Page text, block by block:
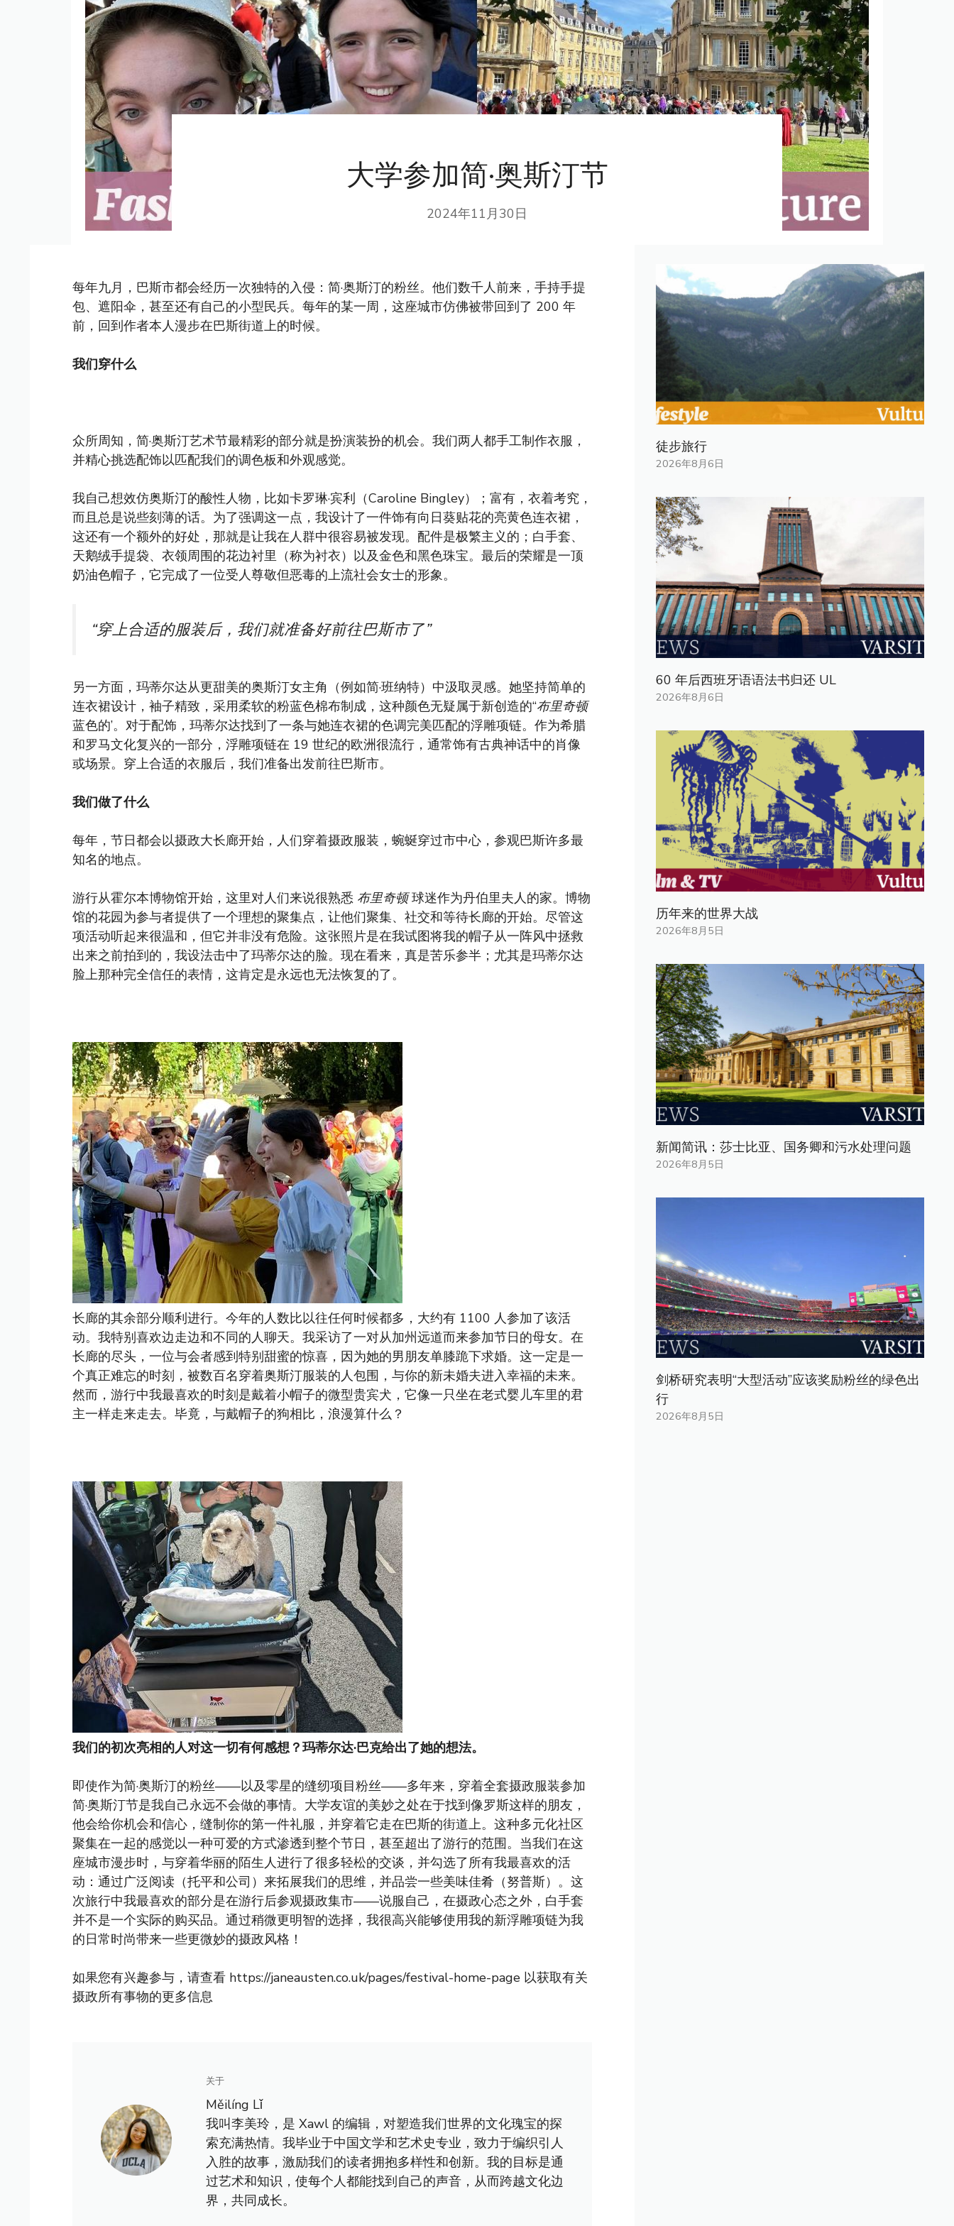
大学参加简·奥斯汀节
2024年11月30日
每年九月，巴斯市都会经历一次独特的入侵：简·奥斯汀的粉丝。他们数千人前来，手持手提
包、遮阳伞，甚至还有自己的小型民兵。每年的某一周，这座城市仿佛被带回到了 200 年
前，回到作者本人漫步在巴斯街道上的时候。
我们穿什么
众所周知，简·奥斯汀艺术节最精彩的部分就是扮演装扮的机会。我们两人都手工制作衣服，
并精心挑选配饰以匹配我们的调色板和外观感觉。
我自己想效仿奥斯汀的酸性人物，比如卡罗琳·宾利（Caroline Bingley）；富有，衣着考究，
而且总是说些刻薄的话。为了强调这一点，我设计了一件饰有向日葵贴花的亮黄色连衣裙，
这还有一个额外的好处，那就是让我在人群中很容易被发现。配件是极繁主义的；白手套、
天鹅绒手提袋、衣领周围的花边衬里（称为衬衣）以及金色和黑色珠宝。最后的荣耀是一顶
奶油色帽子，它完成了一位受人尊敬但恶毒的上流社会女士的形象。
“穿上合适的服装后，我们就准备好前往巴斯市了”
另一方面，玛蒂尔达从更甜美的奥斯汀女主角（例如简·班纳特）中汲取灵感。她坚持简单的
连衣裙设计，袖子精致，采用柔软的粉蓝色棉布制成，这种颜色无疑属于新创造的“布里奇顿
蓝色的’。对于配饰，玛蒂尔达找到了一条与她连衣裙的色调完美匹配的浮雕项链。作为希腊
和罗马文化复兴的一部分，浮雕项链在 19 世纪的欧洲很流行，通常饰有古典神话中的肖像
或场景。穿上合适的衣服后，我们准备出发前往巴斯市。
我们做了什么
每年，节日都会以摄政大长廊开始，人们穿着摄政服装，蜿蜒穿过市中心，参​​观巴斯许多最
知名的地点。
游行从霍尔本博物馆开始，这里对人们来说很熟悉 布里奇顿球迷作为丹伯里夫人的家。博物
馆的花园为参与者提供了一个理想的聚集点，让他们聚集、社交和等待长廊的开始。尽管这
项活动听起来很温和，但它并非没有危险。这张照片是在我试图将我的帽子从一阵风中拯救
出来之前拍到的，我设法击中了玛蒂尔达的脸。现在看来，真是苦乐参半；尤其是玛蒂尔达
脸上那种完全信任的表情，这肯定是永远也无法恢复的了。
长廊的其余部分顺利进行。今年的人数比以往任何时候都多，大约有 1100 人参加了该活
动。我特别喜欢边走边和不同的人聊天。我采访了一对从加州远道而来参加节日的母女。在
长廊的尽头，一位与会者感到特别甜蜜的惊喜，因为她的男朋友单膝跪下求婚。这一定是一
个真正难忘的时刻，被数百名穿着奥斯汀服装的人包围，与你的新未婚夫进入幸福的未来。
然而，游行中我最喜欢的时刻是戴着小帽子的微型贵宾犬，它像一只坐在老式婴儿车里的君
主一样走来走去。毕竟，与戴帽子的狗相比，浪漫算什么？
我们的初次亮相的人对这一切有何感想？玛蒂尔达·巴克给出了她的想法。
即使作为简·奥斯汀的粉丝——以及零星的缝纫项目粉丝——多年来，穿着全套摄政服装参加
简·奥斯汀节是我自己永远不会做的事情。大学友谊的美妙之处在于找到像罗斯这样的朋友，
他会给你机会和信心，缝制你的第一件礼服，并穿着它走在巴斯的街道上。这种多元化社区
聚集在一起的感觉以一种可爱的方式渗透到整个节日，甚至超出了游行的范围。当我们在这
座城市漫步时，与穿着华丽的陌生人进行了很多轻松的交谈，并勾选了所有我最喜欢的活
动：通过广泛阅读（托平和公司）来拓展我们的思维，并品尝一些美味佳肴（努普斯）。这
次旅行中我最喜欢的部分是在游行后参观摄政集市——说服自己，在摄政心态之外，白手套
并不是一个实际的购买品。通过稍微更明智的选择，我很高兴能够使用我的新浮雕项链为我
的日常时尚带来一些更微妙的摄政风格！
如果您有兴趣参与，请查看 https://janeausten.co.uk/pages/festival-home-page 以获取有关
摄政所有事物的更多信息
关于
Měilíng Lǐ
我叫李美玲，是 Xawl 的编辑，对塑造我们世界的文化瑰宝的探
索充满热情。我毕业于中国文学和艺术史专业，致力于编织引人
入胜的故事，激励我们的读者拥抱多样性和创新。我的目标是通
过艺术和知识，使每个人都能找到自己的声音，从而跨越文化边
界，共同成长。
徒步旅行
2026年8月6日
60 年后西班牙语语法书归还 UL
2026年8月6日
历年来的世界大战
2026年8月5日
新闻简讯：莎士比亚、国务卿和污水处理问题
2026年8月5日
剑桥研究表明“大型活动”应该奖励粉丝的绿色出
行
2026年8月5日